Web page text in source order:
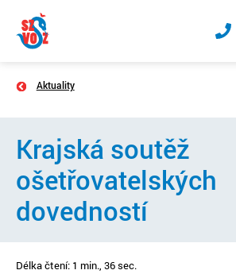
Aktuality
Krajská soutěž
ošetřovatelských
dovedností
Délka čtení: 1 min., 36 sec.